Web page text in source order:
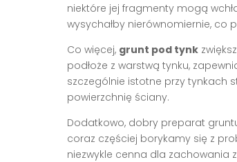
niektóre jej fragmenty mogą
wysychałby nierównomiernie, co
Co więcej, grunt pod tynk
podłoże z warstwą tynku,
szczególnie istotne przy tynkach
powierzchnię ściany.
Dodatkowo, dobry preparat
coraz częściej borykamy się z
niezwykle cenna dla zachowania